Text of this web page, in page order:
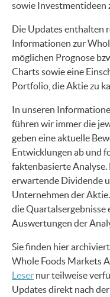
sowie Investmentideen
Die Updates enthalten
Informationen zur
möglichen Prognose
Charts sowie eine
Portfolio, die Aktie zu
In unseren
führen wir immer die
geben eine aktuelle
Entwicklungen ab und
faktenbasierte Analyse.
erwartende Dividende
Unternehmen der
die Quartalsergebnisse
Auswertungen der
Sie finden hier
Whole Foods Markets
Leser nur teilweise
Updates direkt nach